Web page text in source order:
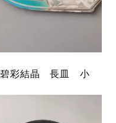
碧彩結晶 長皿 小